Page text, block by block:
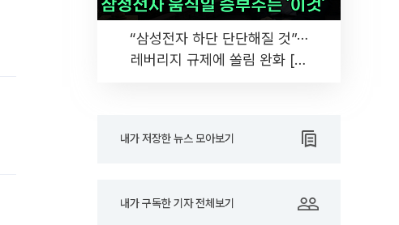
“삼성전자 하단 단단해질 것”⋯
레버리지 규제에 쏠림 완화 [찐
내가 저장한 뉴스 모아보기
내가 구독한 기자 전체보기